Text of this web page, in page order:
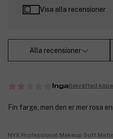
Visa alla recensioner
Alla recensioner
IngaBekräftad
Fin farge, men den er mer rosa
NYX Professional Makeup Soft